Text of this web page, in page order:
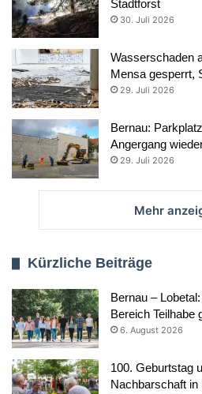
Stadtforst
30. Juli 2026
Wasserschaden
Mensa gesperrt,
29. Juli 2026
Bernau:
Angergang
29. Juli 2026
Mehr
Kürzliche Beiträge
Bernau –
Bereich Teilhabe
6. August 2026
100. Geburtstag
Nachbarschaft in